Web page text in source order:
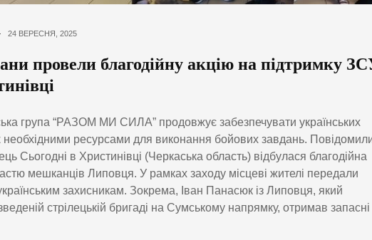
24 ВЕРЕСНЯ, 2025
провели благодійну акцію на підтримку
група “РАЗОМ МИ СИЛА” продовжує забезпечувати українських
необхідними ресурсами для виконання бойових завдань.
Сьогодні в Христинівці (Черкаська область) відбулася благодійна
мешканців Липовця. У рамках заходу місцеві жителі передали
захисникам. Зокрема, Іван Панасюк із Липовця, який
стрілецькій бригаді на Сумському напрямку, отримав запасні